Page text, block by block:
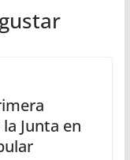
Junta en